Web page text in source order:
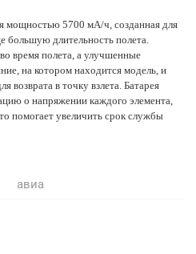
мощностью 5700 мА/ч, созданная для
большую длительность полета.
время полета, а улучшенные
на котором находится модель, и
возврата в точку взлета. Батарея
о напряжении каждого элемента,
помогает увеличить срок службы
авиа